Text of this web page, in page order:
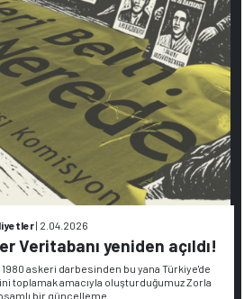
| 2.04.2026
Veritabanı yeniden açıldı!
1980 askeri darbesinden bu yana Türkiye'de
toplamak amacıyla oluşturduğumuz Zorla
bir güncelleme…